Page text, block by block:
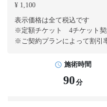
¥ 1,100
表示価格は全て税込です
※定額チケット 4チケット契
※ご契約プランによって割引
施術時間
90 分